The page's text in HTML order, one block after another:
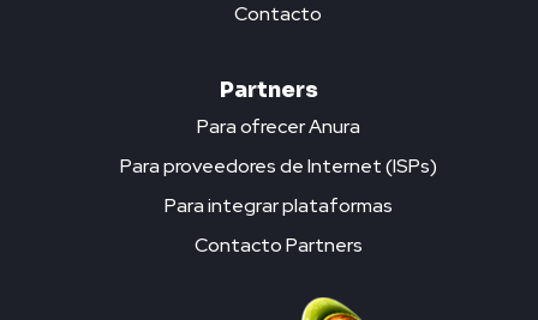
Contacto
Partners
Para ofrecer Anura
Para proveedores de Internet (ISPs)
Para integrar plataformas
Contacto Partners